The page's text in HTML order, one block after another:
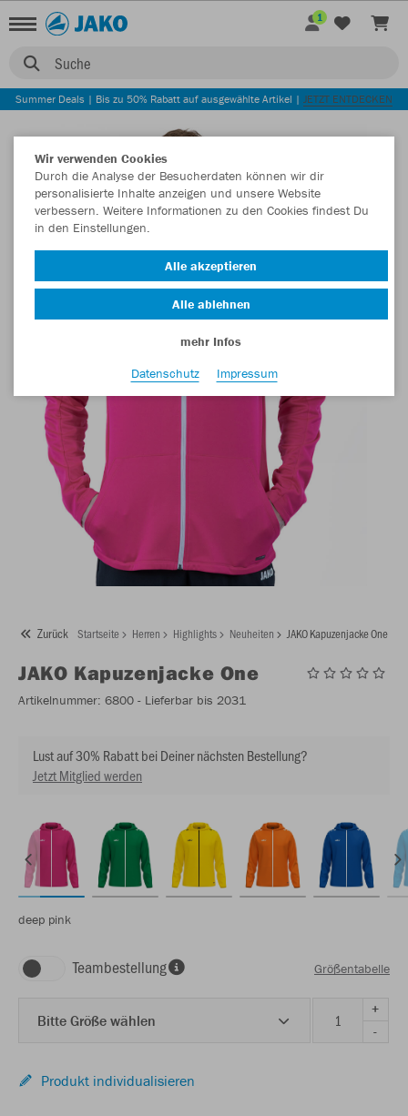
Suche
1
Summer Deals | Bis zu 50% Rabatt auf ausgewählte Artikel | JETZT ENTDECKEN
Zurück Startseite Herren Highlights Neuheiten JAKO Kapuzenjacke One
JAKO Kapuzenjacke One
Artikelnummer: 6800 - Lieferbar bis 2031
Lust auf 30% Rabatt bei Deiner nächsten Bestellung?
Jetzt Mitglied werden
deep pink
Teambestellung Größentabelle
Bitte Größe wählen
+
-
Produkt individualisieren
Wir verwenden Cookies
Durch die Analyse der Besucherdaten können wir dir
personalisierte Inhalte anzeigen und unsere Website
verbessern. Weitere Informationen zu den Cookies findest Du
in den Einstellungen.
Alle akzeptieren
Alle ablehnen
mehr Infos
Datenschutz
Impressum